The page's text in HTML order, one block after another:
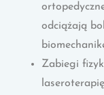
odciążają
Zabiegi